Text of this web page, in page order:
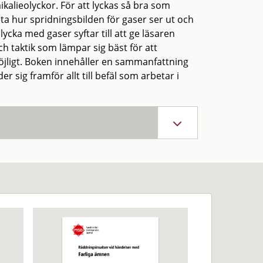
För att lyckas så bra som
hur spridningsbilden för gaser ser ut och
med gaser syftar till att ge läsaren
taktik som lämpar sig bäst för att
Boken innehåller en sammanfattning
sig framför allt till befäl som arbetar i